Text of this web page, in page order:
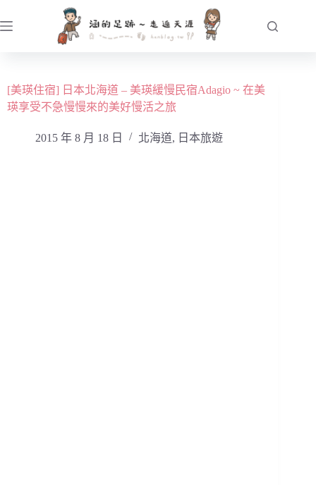
至
容[美瑛住宿] 日本北海道 – 美瑛緩慢民宿Adagio ~ 在美
瑛享受不急慢慢來的美好慢活之旅
2015 年 8 月 18 日 北海道, 日本旅遊